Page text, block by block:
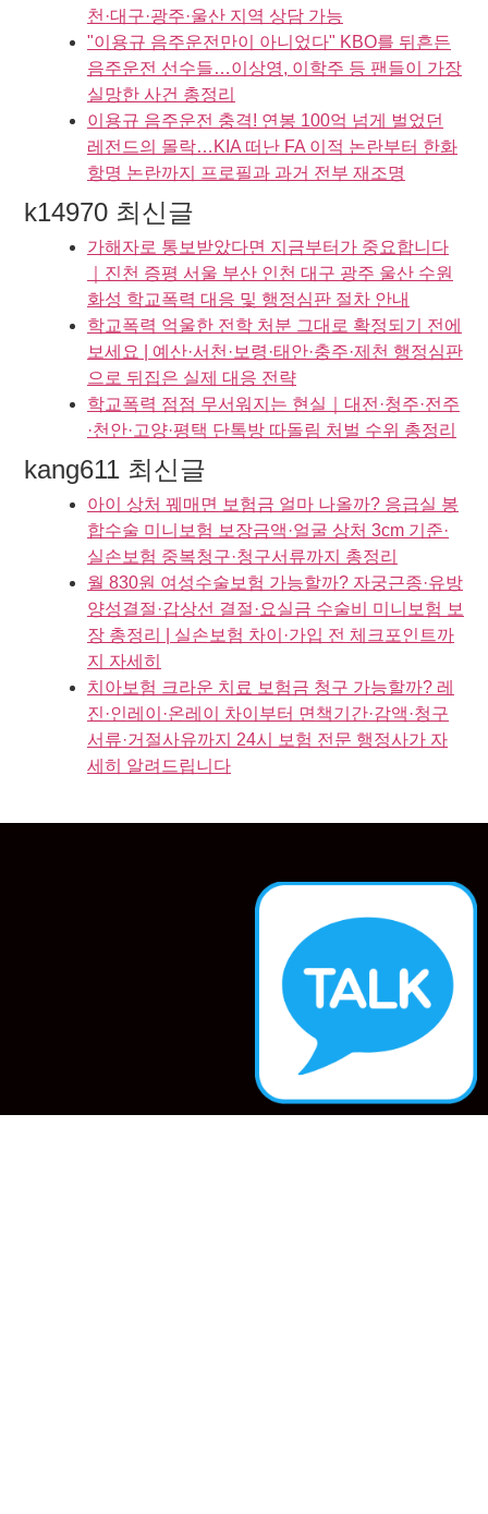
천·대구·광주·울산 지역 상담 가능
"이용규 음주운전만이 아니었다" KBO를 뒤흔든
음주운전 선수들…이상영, 이학주 등 팬들이 가장
실망한 사건 총정리
이용규 음주운전 충격! 연봉 100억 넘게 벌었던
레전드의 몰락…KIA 떠난 FA 이적 논란부터 한화
항명 논란까지 프로필과 과거 전부 재조명
k14970 최신글
가해자로 통보받았다면 지금부터가 중요합니다
｜진천 증평 서울 부산 인천 대구 광주 울산 수원
화성 학교폭력 대응 및 행정심판 절차 안내
학교폭력 억울한 전학 처분 그대로 확정되기 전에
보세요 | 예산·서천·보령·태안·충주·제천 행정심판
으로 뒤집은 실제 대응 전략
학교폭력 점점 무서워지는 현실｜대전·청주·전주
·천안·고양·평택 단톡방 따돌림 처벌 수위 총정리
kang611 최신글
아이 상처 꿰매면 보험금 얼마 나올까? 응급실 봉
합수술 미니보험 보장금액·얼굴 상처 3cm 기준·
실손보험 중복청구·청구서류까지 총정리
월 830원 여성수술보험 가능할까? 자궁근종·유방
양성결절·갑상선 결절·요실금 수술비 미니보험 보
장 총정리 | 실손보험 차이·가입 전 체크포인트까
지 자세히
치아보험 크라운 치료 보험금 청구 가능할까? 레
진·인레이·온레이 차이부터 면책기간·감액·청구
서류·거절사유까지 24시 보험 전문 행정사가 자
세히 알려드립니다